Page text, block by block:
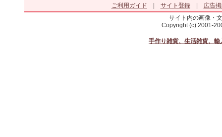
ご利用ガイド サイト登録|
広告
サイト内の画像・
Copyright (c) 2001-
手作り雑貨、生活雑貨、